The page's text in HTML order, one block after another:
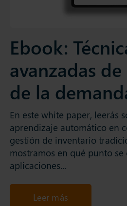
Ebook:
avanzadas
de la
En este white paper, leerás
aprendizaje automático en
gestión de inventario
mostramos en qué punto
aplicaciones...
Leer más